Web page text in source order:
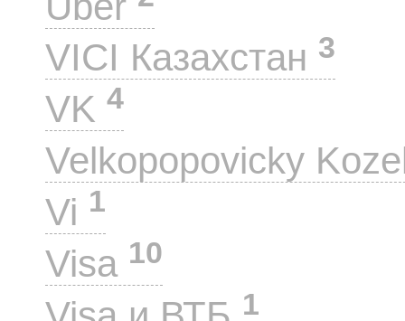
VICI Казахстан 3
VK 4
Velkopopovicky
Vi 1
Visa 10
1